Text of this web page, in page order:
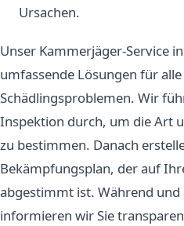
Ursachen.
Unser Kammerjäger-Service
umfassende Lösungen für
Schädlingsproblemen. Wir
Inspektion durch, um die Art
zu bestimmen. Danach
Bekämpfungsplan, der auf
abgestimmt ist. Während und
informieren wir Sie